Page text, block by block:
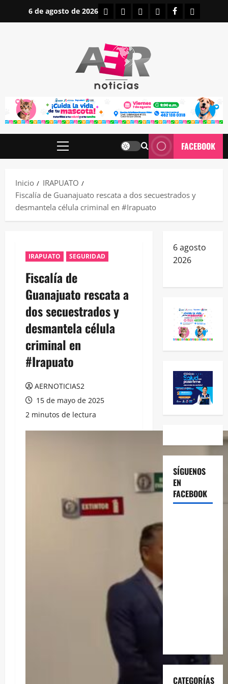
6 de agosto de 2026 INICIOIRAPUATO
ESTATALES
NACIONALES
FACEBOOK
Menú
FACEBOOK
Inicio
IRAPUATO
Fiscalía de Guanajuato rescata a dos secuestrados y
desmantela célula criminal en #Irapuato
IRAPUATO SEGURIDAD
Fiscalía de
Guanajuato rescata a
dos secuestrados y
desmantela célula
criminal en
#Irapuato
AERNOTICIAS2
15 de mayo de 2025
2 minutos de lectura
6 agosto
2026
SÍGUENOS
EN
FACEBOOK
CATEGORÍAS